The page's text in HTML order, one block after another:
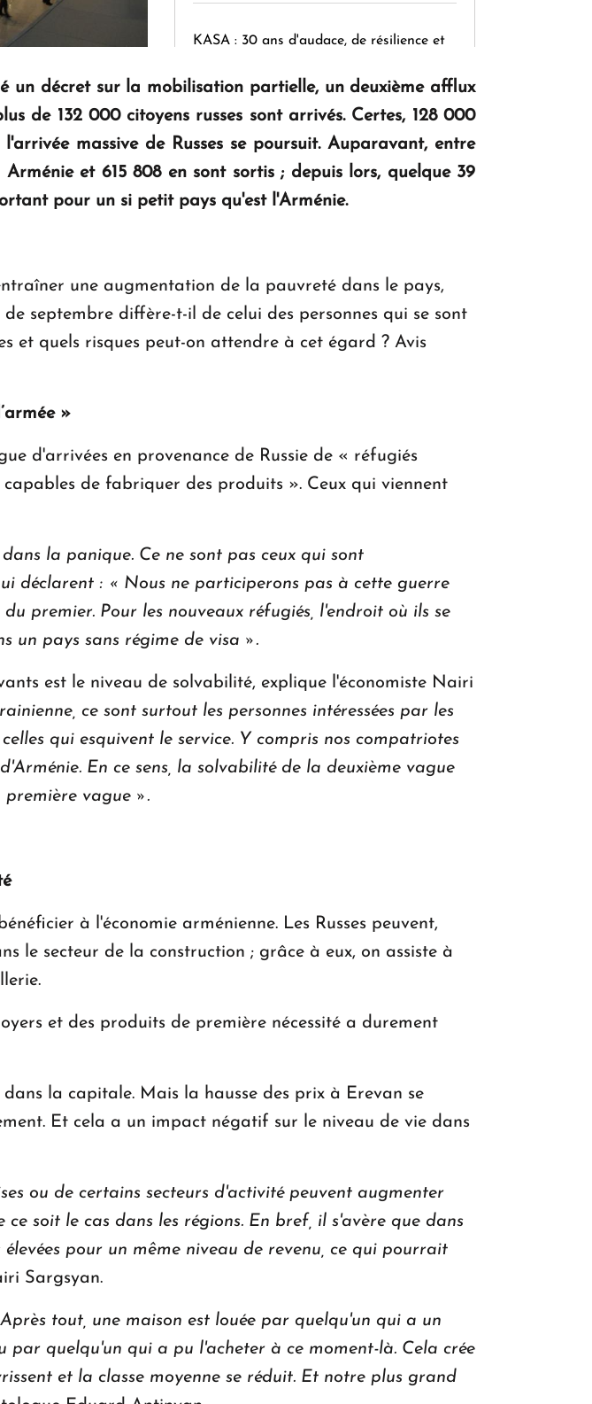
KASA : 30 ans d'audace, de résilience et
Le premier hôtel Hyatt Regency
d'Arménie ouvrira ses portes à Dilijan
un décret sur la mobilisation partielle, un deuxième afflux
de 132 000 citoyens russes sont arrivés. Certes, 128 000
massive de Russes se poursuit. Auparavant, entre
et 615 808 en sont sortis ; depuis lors, quelque 39
pour un si petit pays qu'est l'Arménie.
une augmentation de la pauvreté dans le pays,
septembre diffère-t-il de celui des personnes qui se sont
et quels risques peut-on attendre à cet égard ? Avis
»
d'arrivées en provenance de Russie de « réfugiés
de fabriquer des produits ». Ceux qui viennent
la panique. Ce ne sont pas ceux qui sont
déclarent : « Nous ne participerons pas à cette guerre
premier. Pour les nouveaux réfugiés, l'endroit où ils se
un pays sans régime de visa ».
est le niveau de solvabilité, explique l'économiste Nairi
ce sont surtout les personnes intéressées par les
qui esquivent le service. Y compris nos compatriotes
En ce sens, la solvabilité de la deuxième vague
vague ».
à l'économie arménienne. Les Russes peuvent,
le secteur de la construction ; grâce à eux, on assiste à
et des produits de première nécessité a durement
la capitale. Mais la hausse des prix à Erevan se
Et cela a un impact négatif sur le niveau de vie dans
ou de certains secteurs d'activité peuvent augmenter
soit le cas dans les régions. En bref, il s'avère que dans
pour un même niveau de revenu, ce qui pourrait
Sargsyan.
tout, une maison est louée par quelqu'un qui a un
quelqu'un qui a pu l'acheter à ce moment-là. Cela crée
et la classe moyenne se réduit. Et notre plus grand